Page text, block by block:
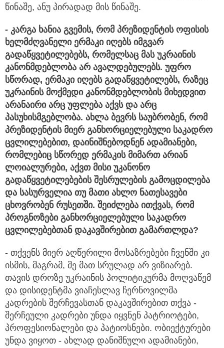
წინაშე, ანუ პირადად მის წინაშე.
- კარგა ხანია გვემის, რომ პრეზიდენტის ოფისის
ხელმძღვანელი ერმაკი იღებს იმგვარ
გადაწყვეტილებებს, რომელსაც მას უკრაინის
კანონმდებლობა არ ავალდებულებს. უფრო
სწორად, ერმაკი იღებს გადაწყვეტილებს, რაზეც
უკრაინის მოქმედი კანონმდებლობის მიხედვით
არანაირი არც უფლება აქვს და არც
პასუხისმგებლობა. ახლა ბევრს საუბრობენ, რომ
პრეზიდენტის მიერ განხორციელებული საკადრო
ცვლილებებით, დაინიშნებოდნენ ადამიანები,
რომლებიც სწორედ ერმაკის მიმართ არიან
ლოიალურები, აქვთ მისი უკანონო
გადაწყვეტილებების შესრულების გამოცდილება
და სასურველია თუ მათი ახლო ნათესავები
ცხოვრობენ რუსეთში. შეიძლება ითქვას, რომ
პროგნოზები განხორციელებული საკადრო
ცვლილებებთან დაკავშირებით გამართლდა?
- თქვენს მიერ აღწერილი მოსაზრებები ჩვენში კი
ისმის, მაგრამ, მე მათ სრულად არ ვიზიარებ.
თავის დროზე უკრაინის პოლიტიკურმა მოღვაწემ
და დისიდენტმა ვიაჩესლავ ჩერნოვილმა
კადრების შერჩევასთან დაკავშირებით თქვა -
შერჩეული კადრები უნდა იყვნენ პატრიოტები,
პროფესიონალები და პატიოსნები. ობიექტურები
უნდა ვიყოთ - ახლად დანიშნული ადამიანები,